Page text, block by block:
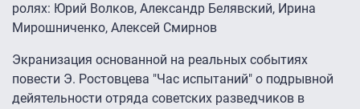
ролях: Юрий Волков, Александр Белявский, Ирина
Мирошниченко, Алексей Смирнов
Экранизация основанной на реальных событиях
повести Э. Ростовцева "Час испытаний" о подрывной
дейятельности отряда советских разведчиков в